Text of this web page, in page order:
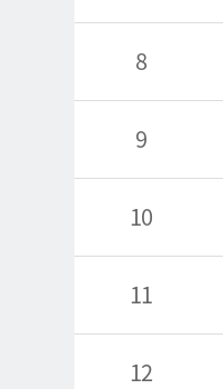
8
9
10
11
12